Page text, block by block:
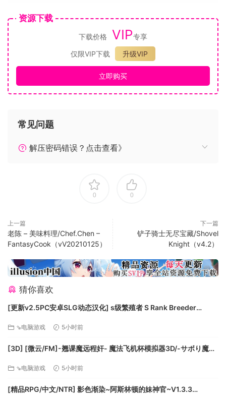
资源下载
下载价格 VIP专享
仅限VIP下载
升级VIP
立即购买
常见问题
解压密码错误？点击查看》
0 0
上一篇
老陈 – 美味料理/Chef.Chen –
FantasyCook（vV20210125）
下一篇
铲子骑士无尽宝藏/Shovel
Knight（v4.2）
猜你喜欢
[更新v2.5PC安卓SLG动态汉化] s级繁殖者 S Rank Breeder
⇘电脑游戏 5小时前
[3D] [微云/FM]-翘课魔远程奸- 魔法飞机杯模拟器3D/-サボり魔遠
⇘电脑游戏 5小时前
[精品RPG/中文/NTR] 影色渐染~阿斯林顿的妹神官~V1.3.3